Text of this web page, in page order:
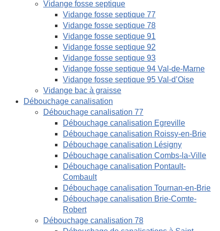
Vidange fosse septique
Vidange fosse septique 77
Vidange fosse septique 78
Vidange fosse septique 91
Vidange fosse septique 92
Vidange fosse septique 93
Vidange fosse septique 94 Val-de-Marne
Vidange fosse septique 95 Val-d’Oise
Vidange bac à graisse
Débouchage canalisation
Débouchage canalisation 77
Débouchage canalisation Egreville
Débouchage canalisation Roissy-en-Brie
Débouchage canalisation Lésigny
Débouchage canalisation Combs-la-Ville
Débouchage canalisation Pontault-
Combault
Débouchage canalisation Tournan-en-Brie
Débouchage canalisation Brie-Comte-
Robert
Débouchage canalisation 78